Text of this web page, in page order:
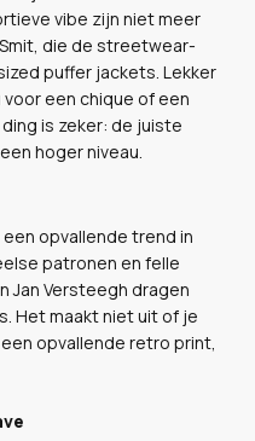
vibe zijn niet meer
die de streetwear-
puffer jackets. Lekker
voor een chique of een
is zeker: de juiste
hoger niveau.
opvallende trend in
patronen en felle
Jan Versteegh dragen
Het maakt niet uit of je
opvallende retro print,